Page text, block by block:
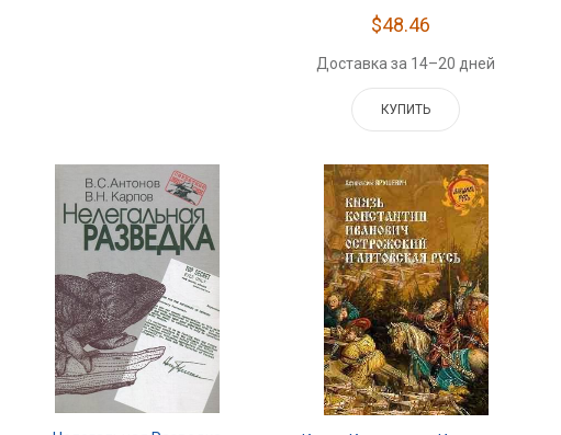
$48.46
Доставка за 14–20 дней
КУПИТЬ